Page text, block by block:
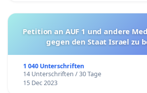
Petition an AUF 1 und andere
gegen den Staat Israel zu
1 040 Unterschriften
14 Unterschriften / 30 Tage
15 Dec 2023